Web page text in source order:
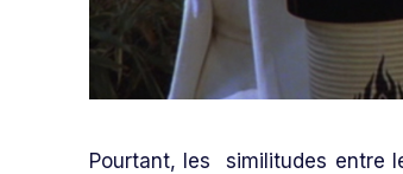
Pourtant, les similitudes entre